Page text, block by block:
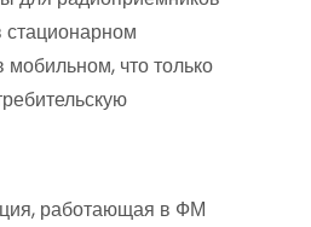
стационарном
мобильном, что только
работающая в ФМ